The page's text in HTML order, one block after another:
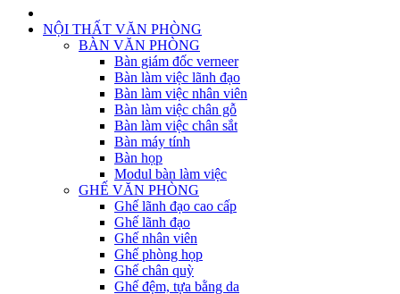
NỘI THẤT VĂN PHÒNG
BÀN VĂN PHÒNG
Bàn giám đốc verneer
Bàn làm việc lãnh đạo
Bàn làm việc nhân viên
Bàn làm việc chân gỗ
Bàn làm việc chân sắt
Bàn máy tính
Bàn họp
Modul bàn làm việc
GHẾ VĂN PHÒNG
Ghế lãnh đạo cao cấp
Ghế lãnh đạo
Ghế nhân viên
Ghế phòng họp
Ghế chân quỳ
Ghế đệm, tựa bằng da